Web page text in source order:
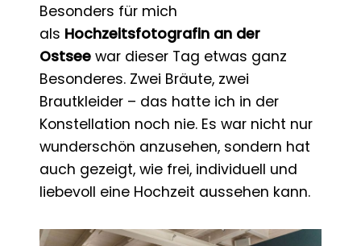
Besonders für mich
als Hochzeitsfotografin an der
Ostsee war dieser Tag etwas ganz
Besonderes. Zwei Bräute, zwei
Brautkleider – das hatte ich in der
Konstellation noch nie. Es war nicht nur
wunderschön anzusehen, sondern hat
auch gezeigt, wie frei, individuell und
liebevoll eine Hochzeit aussehen kann.